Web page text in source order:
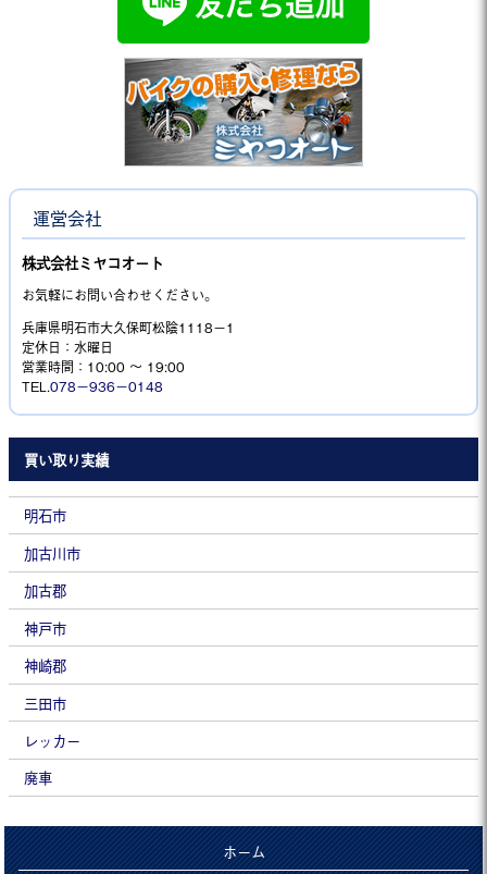
運営会社
株式会社ミヤコオート
お気軽にお問い合わせください。
兵庫県明石市大久保町松陰1118−1
定休日：水曜日
営業時間：10:00 ～ 19:00
TEL.078－936－0148
買い取り実績
明石市
加古川市
加古郡
神戸市
神崎郡
三田市
レッカー
廃車
ホーム